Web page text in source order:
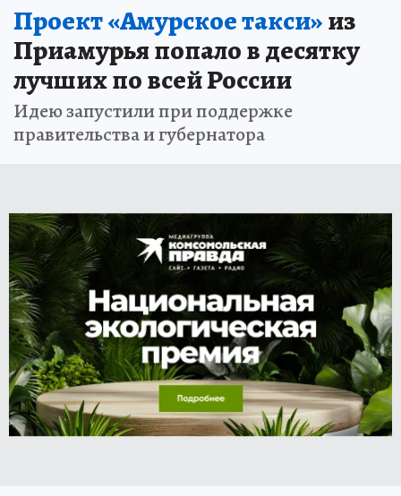
Проект «Амурское такси»из
Приамурья попало в десятку
лучших по всей России
Идею запустили при поддержке
правительства и губернатора